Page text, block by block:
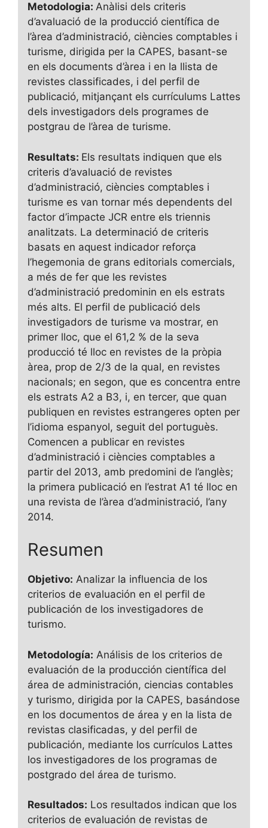
Metodologia: Anàlisi dels criteris
d’avaluació de la producció científica de
l’àrea d’administració, ciències comptables i
turisme, dirigida per la CAPES, basant-se
en els documents d’àrea i en la llista de
revistes classificades, i del perfil de
publicació, mitjançant els currículums Lattes
dels investigadors dels programes de
postgrau de l’àrea de turisme.
Resultats: Els resultats indiquen que els
criteris d’avaluació de revistes
d’administració, ciències comptables i
turisme es van tornar més dependents del
factor d’impacte JCR entre els triennis
analitzats. La determinació de criteris
basats en aquest indicador reforça
l’hegemonia de grans editorials comercials,
a més de fer que les revistes
d’administració predominin en els estrats
més alts. El perfil de publicació dels
investigadors de turisme va mostrar, en
primer lloc, que el 61,2 % de la seva
producció té lloc en revistes de la pròpia
àrea, prop de 2/3 de la qual, en revistes
nacionals; en segon, que es concentra entre
els estrats A2 a B3, i, en tercer, que quan
publiquen en revistes estrangeres opten per
l’idioma espanyol, seguit del portuguès.
Comencen a publicar en revistes
d’administració i ciències comptables a
partir del 2013, amb predomini de l’anglès;
la primera publicació en l’estrat A1 té lloc en
una revista de l’àrea d’administració, l’any
2014.
Resumen
Objetivo: Analizar la influencia de los
criterios de evaluación en el perfil de
publicación de los investigadores de
turismo.
Metodología: Análisis de los criterios de
evaluación de la producción científica del
área de administración, ciencias contables
y turismo, dirigida por la CAPES, basándose
en los documentos de área y en la lista de
revistas clasificadas, y del perfil de
publicación, mediante los currículos Lattes
los investigadores de los programas de
postgrado del área de turismo.
Resultados: Los resultados indican que los
criterios de evaluación de revistas de